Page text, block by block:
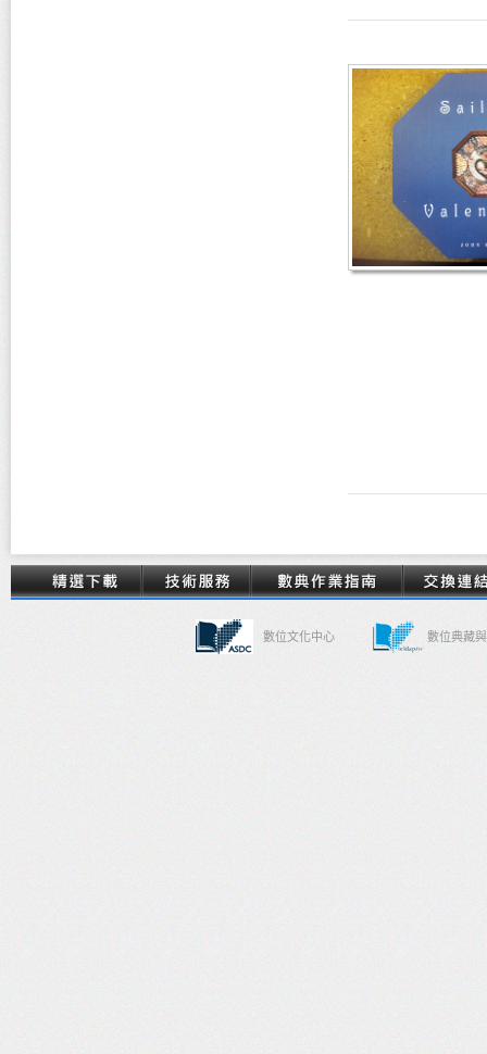
數位文化中心 數位典藏